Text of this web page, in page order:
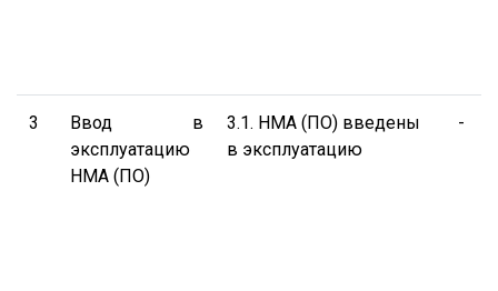
3
Ввод в
эксплуатацию
НМА (ПО)
3.1. НМА (ПО) введены
в эксплуатацию
-